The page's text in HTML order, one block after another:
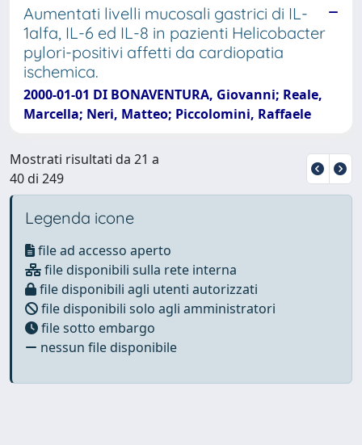
Aumentati livelli mucosali gastrici di IL-
1alfa, IL-6 ed IL-8 in pazienti Helicobacter
pylori-positivi affetti da cardiopatia
ischemica.
2000-01-01 DI BONAVENTURA, Giovanni; Reale,
Marcella; Neri, Matteo; Piccolomini, Raffaele
Mostrati risultati da 21 a
40 di 249
Legenda icone
file ad accesso aperto
file disponibili sulla rete interna
file disponibili agli utenti autorizzati
file disponibili solo agli amministratori
file sotto embargo
nessun file disponibile